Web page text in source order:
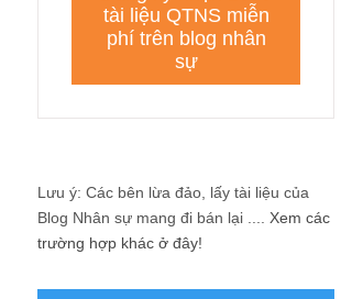
Lưu ý: Các bên lừa đảo, lấy tài liệu của
Blog Nhân sự mang đi bán lại .... Xem các
trường hợp khác ở đây!